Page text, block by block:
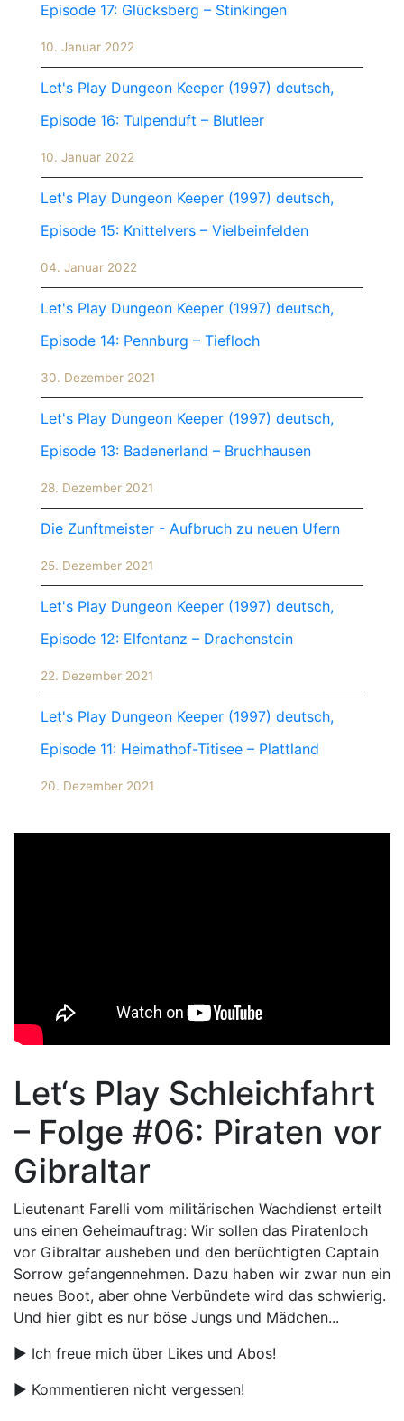
Episode 17: Glücksberg – Stinkingen
10. Januar 2022
Let's Play Dungeon Keeper (1997) deutsch,
Episode 16: Tulpenduft – Blutleer
10. Januar 2022
Let's Play Dungeon Keeper (1997) deutsch,
Episode 15: Knittelvers – Vielbeinfelden
04. Januar 2022
Let's Play Dungeon Keeper (1997) deutsch,
Episode 14: Pennburg – Tiefloch
30. Dezember 2021
Let's Play Dungeon Keeper (1997) deutsch,
Episode 13: Badenerland – Bruchhausen
28. Dezember 2021
Die Zunftmeister - Aufbruch zu neuen Ufern
25. Dezember 2021
Let's Play Dungeon Keeper (1997) deutsch,
Episode 12: Elfentanz – Drachenstein
22. Dezember 2021
Let's Play Dungeon Keeper (1997) deutsch,
Episode 11: Heimathof-Titisee – Plattland
20. Dezember 2021
Let‘s Play Schleichfahrt
– Folge #06: Piraten vor
Gibraltar
Lieutenant Farelli vom militärischen Wachdienst erteilt
uns einen Geheimauftrag: Wir sollen das Piratenloch
vor Gibraltar ausheben und den berüchtigten Captain
Sorrow gefangennehmen. Dazu haben wir zwar nun ein
neues Boot, aber ohne Verbündete wird das schwierig.
Und hier gibt es nur böse Jungs und Mädchen...
► Ich freue mich über Likes und Abos!
► Kommentieren nicht vergessen!